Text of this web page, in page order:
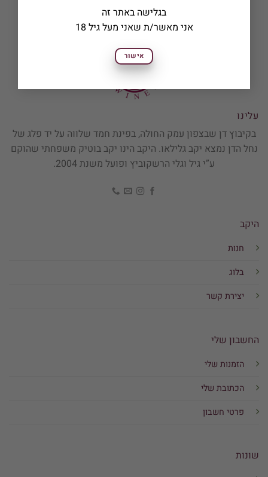
בגלישה באתר זה
אני מאשר/ת שאני מעל גיל 18
אישור
עלינו
בקיבוץ דן שבצפון עמק החולה, בפינת חמד שלווה על יד פלג של
נחל הדן נמצא יקב גלילאו. היקב הינו יקב בוטיק משפחתי שהוקם
ע”י גיל וגלי הרשקוביץ ופועל משנת 2004.
היקב
חנות
בלוג
יצירת קשר
החשבון שלי
הזמנות שלי
הכתובת שלי
פרטי חשבון
שונות